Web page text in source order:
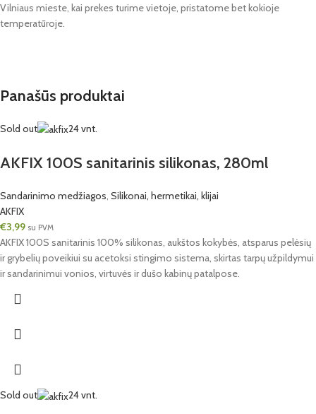
Vilniaus mieste, kai prekes turime vietoje, pristatome bet kokioje
temperatūroje.
Panašūs produktai
Sold out 24 vnt.
AKFIX 100S sanitarinis silikonas, 280ml
Sandarinimo medžiagos, Silikonai, hermetikai, klijai
AKFIX
€3,99 su PVM
AKFIX 100S sanitarinis 100% silikonas, aukštos kokybės, atsparus pelėsių
ir grybelių poveikiui su acetoksi stingimo sistema, skirtas tarpų užpildymui
ir sandarinimui vonios, virtuvės ir dušo kabinų patalpose.
Sold out 24 vnt.